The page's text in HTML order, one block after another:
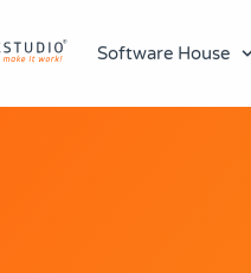
Software House